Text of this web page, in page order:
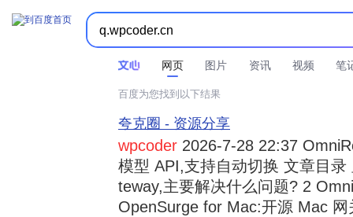
网页 图片 资讯 视频 笔
时间不限  所有网页和文件  站点内检索 
百度为您找到以下结果
夸克圈 - 资源分享
wpcoder 2026-7-28 22:37
模型 API,支持自动切换 文章目
teway,主要解决什么问题? 2
OpenSurge for Mac:开源 Mac